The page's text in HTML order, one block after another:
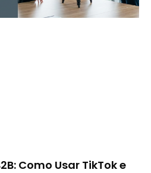
Como Usar TikTok e